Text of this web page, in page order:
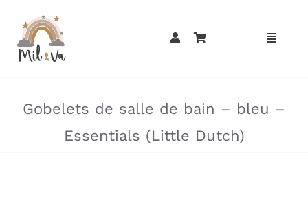
contenu
Gobelets de salle de bain – bleu –
Essentials (Little Dutch)